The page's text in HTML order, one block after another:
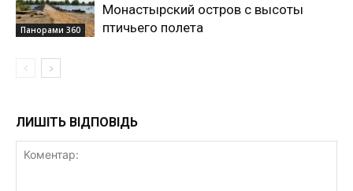
Панорами 360
Монастырский остров с высоты
птичьего полета
ЛИШІТЬ ВІДПОВІДЬ